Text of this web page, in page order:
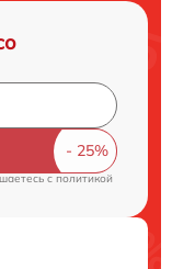
c политикой